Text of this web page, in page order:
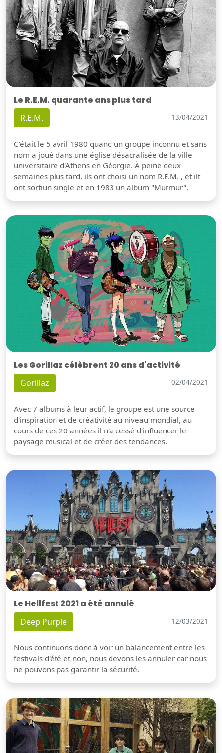
Le R.E.M. quarante ans plus tard
R.E.M. 13/04/2021
C'était le 5 avril 1980 quand un groupe inconnu et sans
nom a joué dans une église désacralisée de la ville
universitaire d'Athens en Géorgie. À peine deux
semaines plus tard, ils ont choisi un nom R.E.M. , et ilt
ont sortiun single et en 1983 un album "Murmur".
Les Gorillaz célèbrent 20 ans d'activité
Gorillaz 02/04/2021
Avec 7 albums à leur actif, le groupe est une source
d'inspiration et de créativité au niveau mondial, au
cours de ces 20 années il n'a cessé d'influencer le
paysage musical et de créer des tendances.
Le Hellfest 2021 a été annulé
Deep Purple 12/03/2021
Nous continuons donc à voir un balancement entre les
festivals d'été et non, nous devons les annuler car nous
ne pouvons pas garantir la sécurité.